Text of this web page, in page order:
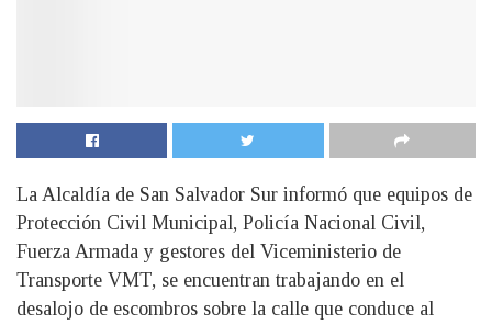
La Alcaldía de San Salvador Sur informó que equipos de
Protección Civil Municipal, Policía Nacional Civil,
Fuerza Armada y gestores del Viceministerio de
Transporte VMT, se encuentran trabajando en el
desalojo de escombros sobre la calle que conduce al